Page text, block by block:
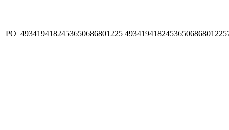
PO_4934194182453650686801225